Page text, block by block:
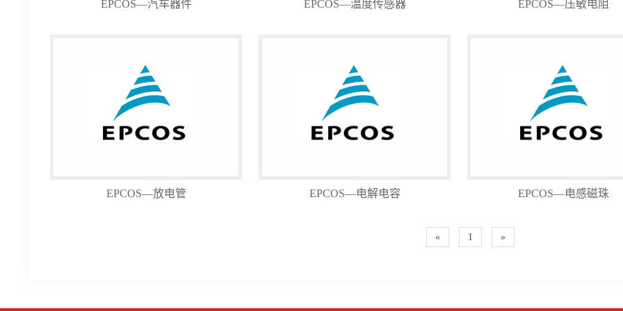
EPCOS—汽车器件 EPCOS—温度传感器 EPCOS—压敏电阻
EPCOS—放电管 EPCOS—电解电容 EPCOS—电感磁珠
« 1 »